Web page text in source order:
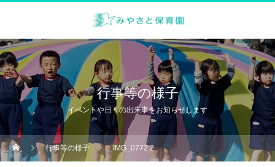
行事等の様子
イベントや日々の出来事をお知らせします
行事等の様子 IMG_0772 2